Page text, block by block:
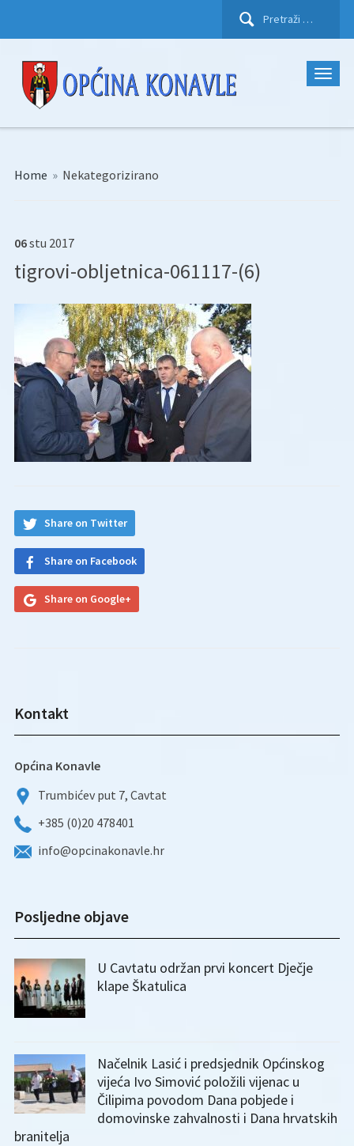
Pretraži:
Home » Nekategorizirano
06stu 2017
tigrovi-obljetnica-061117-(6)
Share on Twitter
Share on Facebook
Share on Google+
Kontakt
Općina Konavle
Trumbićev put 7, Cavtat
+385 (0)20 478401
info@opcinakonavle.hr
Posljedne objave
U Cavtatu održan prvi koncert Dječje
klape Škatulica
Načelnik Lasić i predsjednik Općinskog
vijeća Ivo Simović položili vijenac u
Čilipima povodom Dana pobjede i
domovinske zahvalnosti i Dana hrvatskih
branitelja